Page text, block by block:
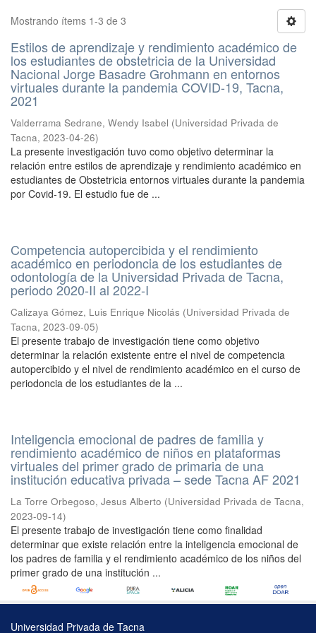
Mostrando ítems 1-3 de 3
Estilos de aprendizaje y rendimiento académico de
los estudiantes de obstetricia de la Universidad
Nacional Jorge Basadre Grohmann en entornos
virtuales durante la pandemia COVID-19, Tacna,
2021
Valderrama Sedrane, Wendy Isabel (Universidad Privada de
Tacna, 2023-04-26)
La presente investigación tuvo como objetivo determinar la
relación entre estilos de aprendizaje y rendimiento académico en
estudiantes de Obstetricia entornos virtuales durante la pandemia
por Covid-19. El estudio fue de ...
Competencia autopercibida y el rendimiento
académico en periodoncia de los estudiantes de
odontología de la Universidad Privada de Tacna,
periodo 2020-II al 2022-I
Calizaya Gómez, Luis Enrique Nicolás (Universidad Privada de
Tacna, 2023-09-05)
El presente trabajo de investigación tiene como objetivo
determinar la relación existente entre el nivel de competencia
autopercibido y el nivel de rendimiento académico en el curso de
periodoncia de los estudiantes de la ...
Inteligencia emocional de padres de familia y
rendimiento académico de niños en plataformas
virtuales del primer grado de primaria de una
institución educativa privada – sede Tacna AF 2021
La Torre Orbegoso, Jesus Alberto (Universidad Privada de Tacna,
2023-09-14)
El presente trabajo de investigación tiene como finalidad
determinar que existe relación entre la inteligencia emocional de
los padres de familia y el rendimiento académico de los niños del
primer grado de una institución ...
Universidad Privada de Tacna